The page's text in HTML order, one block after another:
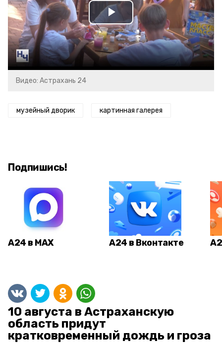
Play
Video
Видео: Астрахань 24
музейный дворик картинная галерея
Подпишись!
А24 в MAX А24 в Вконтакте
10 августа в Астраханскую
область придут
кратковременный дождь и гроза